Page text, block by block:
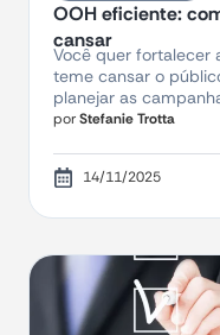
OOH eficiente:
cansar
Você quer fortalecer
teme cansar o
planejar as
porStefanie Trotta
14/11/2025